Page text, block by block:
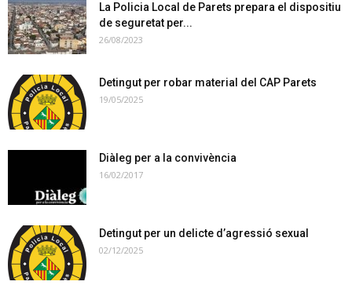
La Policia Local de Parets prepara el dispositiu
de seguretat per...
26/08/2023
Detingut per robar material del CAP Parets
19/05/2025
Diàleg per a la convivència
16/02/2017
Detingut per un delicte d’agressió sexual
02/12/2025